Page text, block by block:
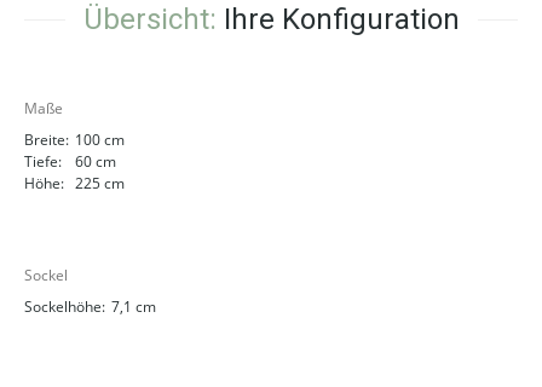
Übersicht: Ihre Konfiguration
Maße
Breite: 100 cm
Tiefe:
60 cm
Höhe: 225 cm
Sockel
Sockelhöhe: 7,1 cm